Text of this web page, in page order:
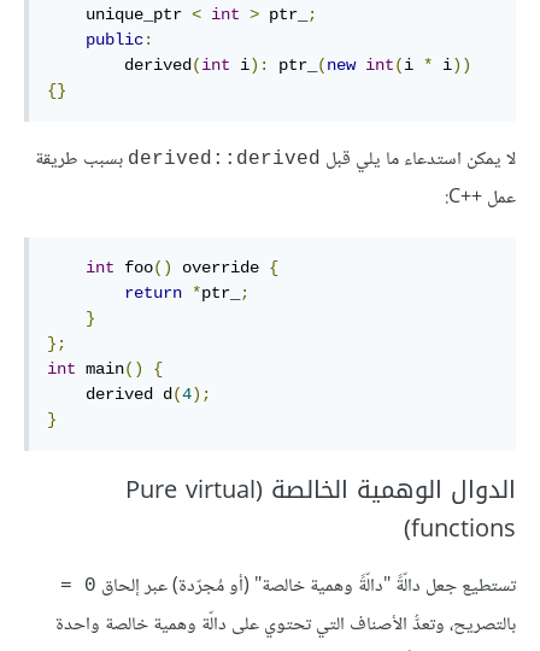
    unique_ptr
< int > ptr_
;
public:
        derived
(int i): ptr_ (new int(i * i))
{}
لا يمكن استدعاء ما يلي قبل derived::derived بسبب طريقة
عمل ++C:
int foo() override {
return *ptr_
;
}
};
int main()
{
    derived d
(4);
}
الدوال الوهمية الخالصة (Pure virtual
functions)
تستطيع جعل دالّةً "دالّةً وهمية خالصة" (أو مُجرّدة) عبر إلحاق ‎= ‎0‎‎
بالتصريح، وتعدُّ الأصناف التي تحتوي على دالّة وهمية خالصة واحدة